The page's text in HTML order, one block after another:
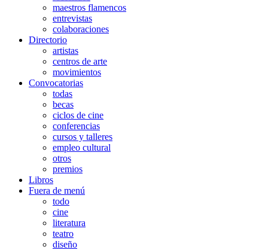
maestros flamencos
entrevistas
colaboraciones
Directorio
artistas
centros de arte
movimientos
Convocatorias
todas
becas
ciclos de cine
conferencias
cursos y talleres
empleo cultural
otros
premios
Libros
Fuera de menú
todo
cine
literatura
teatro
diseño